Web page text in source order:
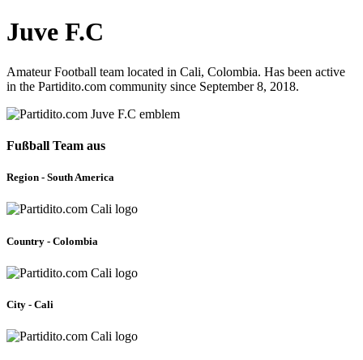
Juve F.C
Amateur Football team located in Cali, Colombia. Has been active
in the Partidito.com community since September 8, 2018.
Fußball Team aus
Region - South America
Country - Colombia
City - Cali